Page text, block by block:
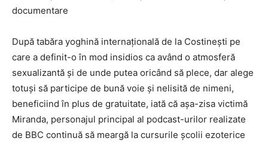
documentare
După tabăra yoghină internațională de la Costinești pe
care a definit-o în mod insidios ca având o atmosferă
sexualizantă și de unde putea oricând să plece, dar alege
totuși să participe de bună voie și nelisită de nimeni,
beneficiind în plus de gratuitate, iată că așa-zisa victimă
Miranda, personajul principal al podcast-urilor realizate
de BBC continuă să meargă la cursurile școlii ezoterice